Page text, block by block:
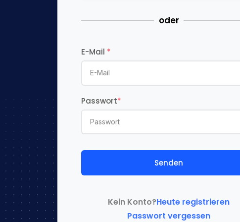
oder
E-Mail *
Passwort*
Senden
Kein Konto?Heute registrieren
Passwort vergessen